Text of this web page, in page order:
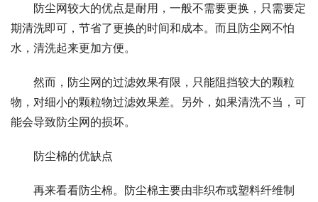
防尘网较大的优点是耐用，一般不需要更换，只需要定
期清洗即可，节省了更换的时间和成本。而且防尘网不怕
水，清洗起来更加方便。
然而，防尘网的过滤效果有限，只能阻挡较大的颗粒
物，对细小的颗粒物过滤效果差。另外，如果清洗不当，可
能会导致防尘网的损坏。
防尘棉的优缺点
再来看看防尘棉。防尘棉主要由非织布或塑料纤维制